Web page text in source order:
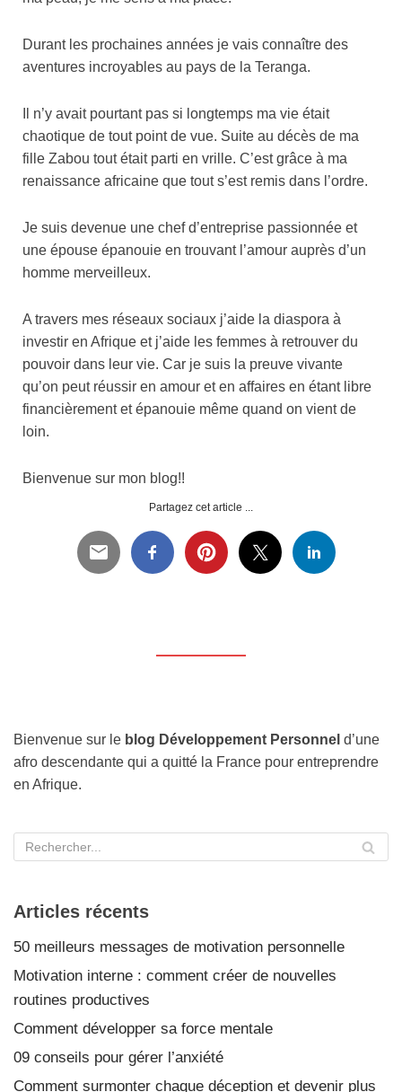
Durant les prochaines années je vais connaître des
aventures incroyables au pays de la Teranga.
Il n’y avait pourtant pas si longtemps ma vie était
chaotique de tout point de vue. Suite au décès de ma
fille Zabou tout était parti en vrille. C’est grâce à ma
renaissance africaine que tout s’est remis dans l’ordre.
Je suis devenue une chef d’entreprise passionnée et
une épouse épanouie en trouvant l’amour auprès d’un
homme merveilleux.
A travers mes réseaux sociaux j’aide la diaspora à
investir en Afrique et j’aide les femmes à retrouver du
pouvoir dans leur vie. Car je suis la preuve vivante
qu’on peut réussir en amour et en affaires en étant libre
financièrement et épanouie même quand on vient de
loin.
Bienvenue sur mon blog!!
Partagez cet article ...
Bienvenue sur le blog Développement Personnel d’une
afro descendante qui a quitté la France pour entreprendre
en Afrique.
Articles récents
50 meilleurs messages de motivation personnelle
Motivation interne : comment créer de nouvelles
routines productives
Comment développer sa force mentale
09 conseils pour gérer l’anxiété
Comment surmonter chaque déception et devenir plus